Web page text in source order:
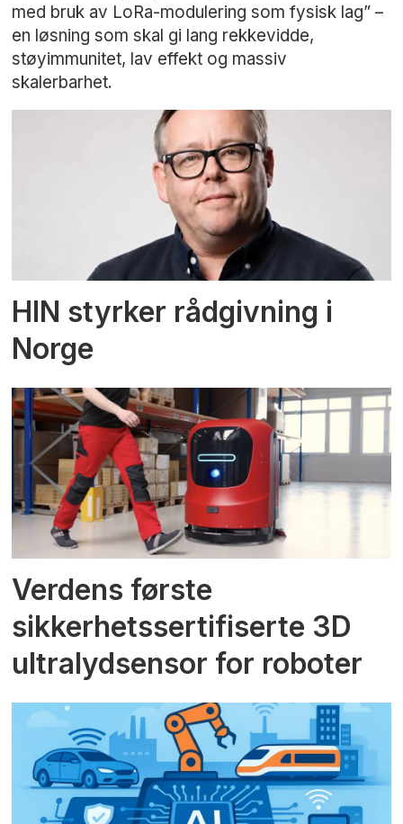
med bruk av LoRa-modulering som fysisk lag” –
en løsning som skal gi lang rekkevidde,
støyimmunitet, lav effekt og massiv
skalerbarhet.
HIN styrker rådgivning i
Norge
Verdens første
sikkerhetssertifiserte 3D
ultralydsensor for roboter